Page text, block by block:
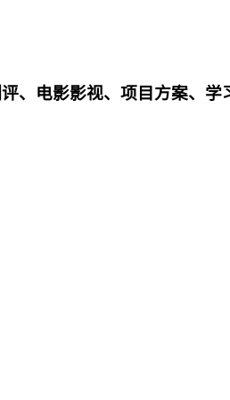
、电影影视、项目方案、